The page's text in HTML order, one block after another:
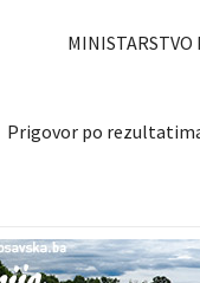
MINISTARSTVO
Prigovor po